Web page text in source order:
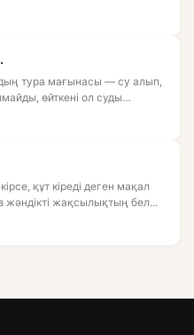
тура мағынасы — су алып,
өйткені ол суды
құт кіреді деген мақал
жәндікті жақсылықтың бел...